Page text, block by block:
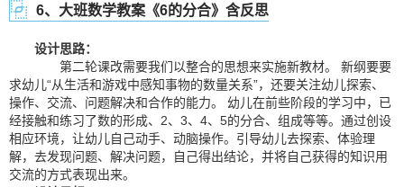
6、大班数学教案《6的分合》含反思
设计思路：
第二轮课改需要我们以整合的思想来实施新教材。 新纲要要
求幼儿“从生活和游戏中感知事物的数量关系”，还要关注幼儿探索、
操作、交流、问题解决和合作的能力。 幼儿在前些阶段的学习中，已
经接触和练习了数的形成、2、3、4、5的分合、组成等等。通过创设
相应环境，让幼儿自己动手、动脑操作。引导幼儿去探索、体验理
解，去发现问题、解决问题，自己得出结论，并将自己获得的知识用
交流的方式表现出来。